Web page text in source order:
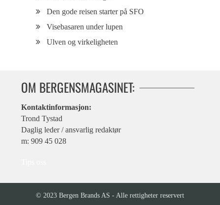
Den gode reisen starter på SFO
Visebasaren under lupen
Ulven og virkeligheten
OM BERGENSMAGASINET:
Kontaktinformasjon:
Trond Tystad
Daglig leder / ansvarlig redaktør
m: 909 45 028
© 2023 Bergen Brands AS - Alle rettigheter reservert